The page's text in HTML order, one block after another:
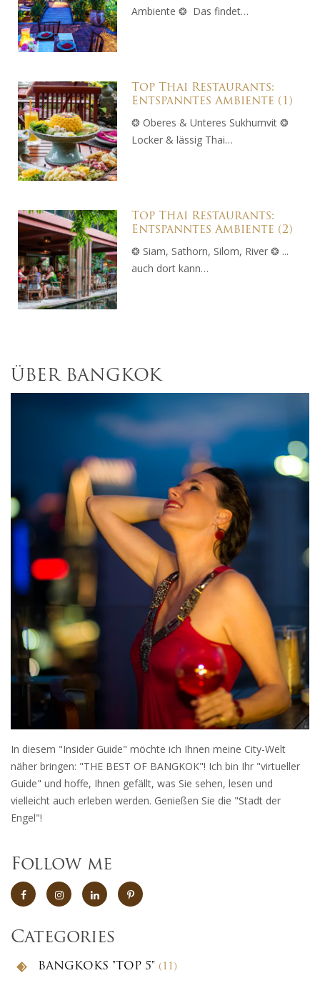
Ambiente ❂ Das findet…
Top Thai Restaurants:
Entspanntes Ambiente (1)
❂ Oberes & Unteres Sukhumvit ❂
Locker & lässig Thai…
Top Thai Restaurants:
Entspanntes Ambiente (2)
❂ Siam, Sathorn, Silom, River ❂ ...
auch dort kann…
ÜBER BANGKOK
In diesem "Insider Guide" möchte ich Ihnen meine City-Welt
näher bringen: "THE BEST OF BANGKOK"! Ich bin Ihr "virtueller
Guide" und hoffe, Ihnen gefällt, was Sie sehen, lesen und
vielleicht auch erleben werden. Genießen Sie die "Stadt der
Engel"!
Follow me
Categories
BANGKOKS "TOP 5" (11)